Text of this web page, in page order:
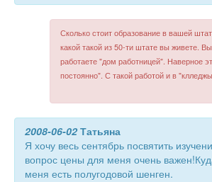
Сколько стоит образование в вашей
какой такой из 50-ти штате вы живете.
работаете "дом работницей". Наверное
постоянно". С такой работой и в
2008-06-02Татьяна
Я хочу весь сентябрь посвятить
вопрос цены для меня очень
меня есть полугодовой шенген.